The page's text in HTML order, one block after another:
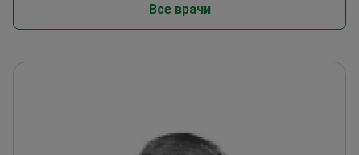
Все врачи